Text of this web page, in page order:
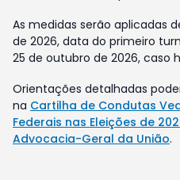
As medidas serão aplicadas
de 2026, data do primeiro
25 de outubro de 2026, caso
Orientações detalhadas
na Cartilha de Condutas
Federais nas Eleições de
Advocacia-Geral da União.